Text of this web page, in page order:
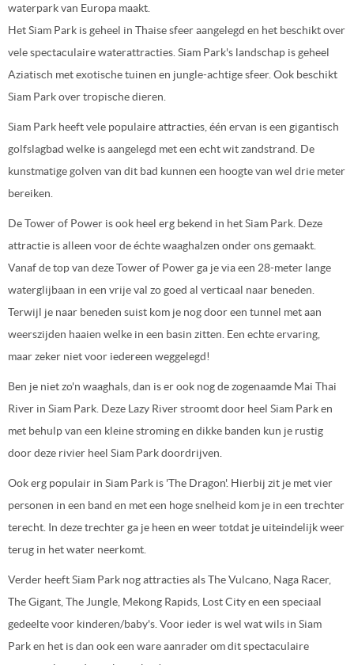
waterpark van Europa maakt.
Het Siam Park is geheel in Thaise sfeer aangelegd en het beschikt over
vele spectaculaire waterattracties. Siam Park's landschap is geheel
Aziatisch met exotische tuinen en jungle-achtige sfeer. Ook beschikt
Siam Park over tropische dieren.
Siam Park heeft vele populaire attracties, één ervan is een gigantisch
golfslagbad welke is aangelegd met een echt wit zandstrand. De
kunstmatige golven van dit bad kunnen een hoogte van wel drie meter
bereiken.
De Tower of Power is ook heel erg bekend in het Siam Park. Deze
attractie is alleen voor de échte waaghalzen onder ons gemaakt.
Vanaf de top van deze Tower of Power ga je via een 28-meter lange
waterglijbaan in een vrije val zo goed al verticaal naar beneden.
Terwijl je naar beneden suist kom je nog door een tunnel met aan
weerszijden haaien welke in een basin zitten. Een echte ervaring,
maar zeker niet voor iedereen weggelegd!
Ben je niet zo'n waaghals, dan is er ook nog de zogenaamde Mai Thai
River in Siam Park. Deze Lazy River stroomt door heel Siam Park en
met behulp van een kleine stroming en dikke banden kun je rustig
door deze rivier heel Siam Park doordrijven.
Ook erg populair in Siam Park is 'The Dragon'. Hierbij zit je met vier
personen in een band en met een hoge snelheid kom je in een trechter
terecht. In deze trechter ga je heen en weer totdat je uiteindelijk weer
terug in het water neerkomt.
Verder heeft Siam Park nog attracties als The Vulcano, Naga Racer,
The Gigant, The Jungle, Mekong Rapids, Lost City en een speciaal
gedeelte voor kinderen/baby's. Voor ieder is wel wat wils in Siam
Park en het is dan ook een ware aanrader om dit spectaculaire